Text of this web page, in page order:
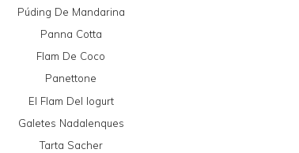
Púding De Mandarina
Panna Cotta
Flam De Coco
Panettone
El Flam Del Iogurt
Galetes Nadalenques
Tarta Sacher